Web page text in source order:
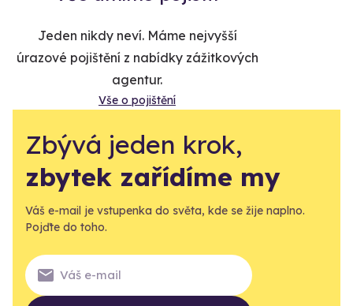
Jeden nikdy neví. Máme nejvyšší
úrazové pojištění z nabídky zážitkových
agentur.
Vše o pojištění
Zbývá jeden krok,
zbytek zařídíme my
Váš e-mail je vstupenka do světa, kde se žije naplno.
Pojďte do toho.